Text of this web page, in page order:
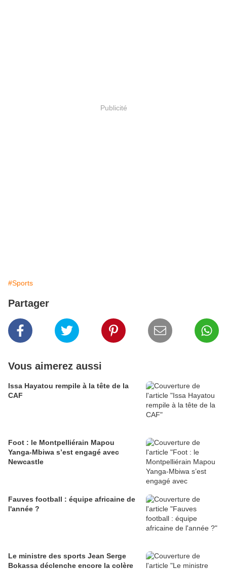
Publicité
#Sports
Partager
Vous aimerez aussi
Issa Hayatou rempile à la tête de la
CAF
Foot : le Montpelliérain Mapou
Yanga-Mbiwa s’est engagé avec
Newcastle
Fauves football : équipe africaine de
l'année ?
Le ministre des sports Jean Serge
Bokassa déclenche encore la colère